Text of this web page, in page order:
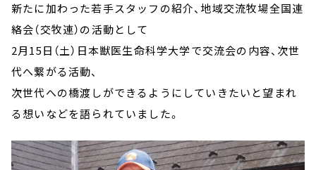
新たに加わった若手スタッフの紹介、地域交流牧場全国連
絡会（交牧連）の活動として
2月15日（土）日本獣医生命科学大学で交流会の内容、次世
代へ繋がる活動、
次世代への橋渡しができるようにしていきたいと望まれ
る想いなどを語られていました。